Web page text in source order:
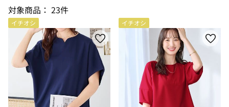
対象商品： 23件
イチオシ イチオシ